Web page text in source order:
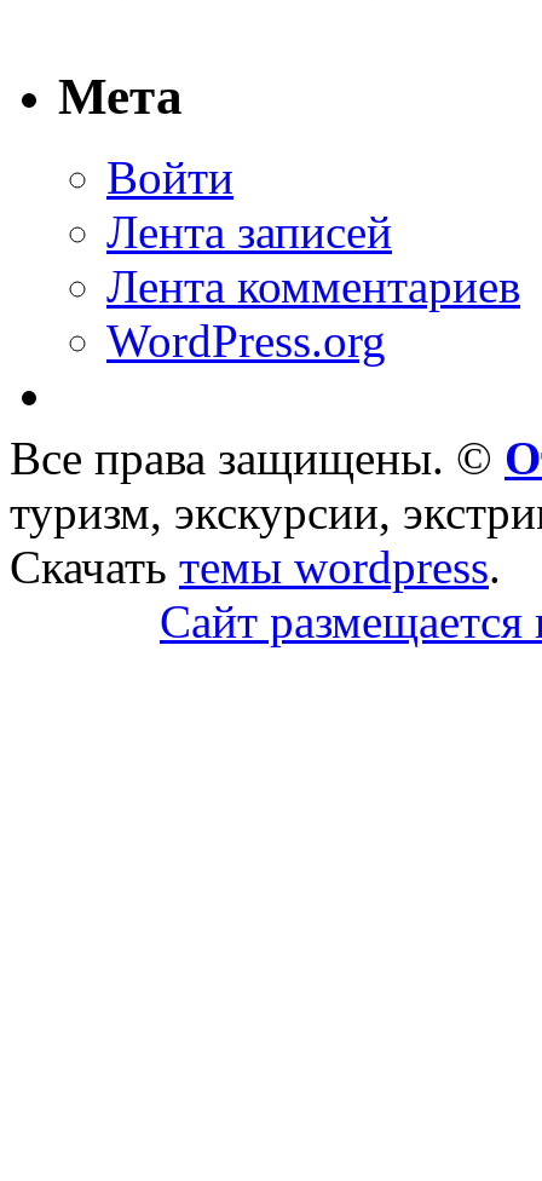
Мета
Войти
Лента записей
Лента комментариев
WordPress.org
Все права защищены. ©
туризм, экскурсии,
Скачать темы wordpress.
Сайт размещается